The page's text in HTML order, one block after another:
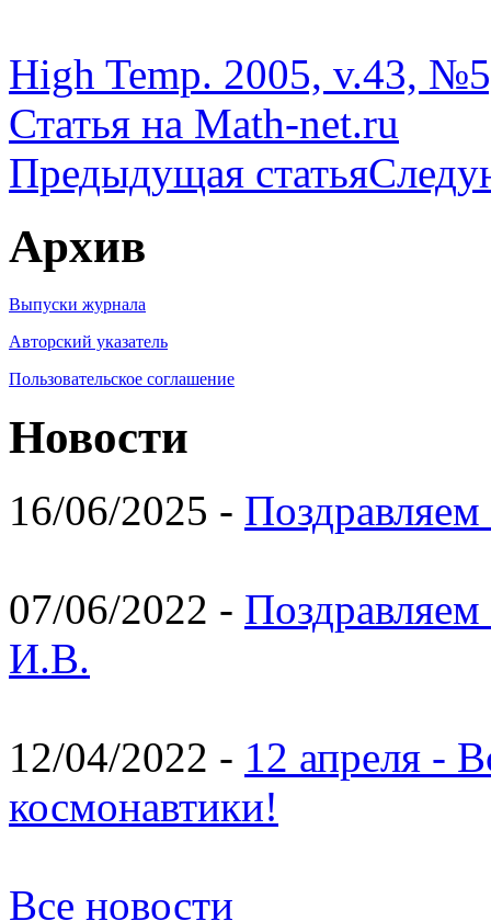
High Temp. 2005, v.43,
Статья на Math-net.ru
Предыдущая статья
Архив
Выпуски журнала
Авторский указатель
Пользовательское соглашение
Новости
16/06/2025 -
07/06/2022 -
И.В.
12/04/2022 - 12 апреля -
космонавтики!
Все новости